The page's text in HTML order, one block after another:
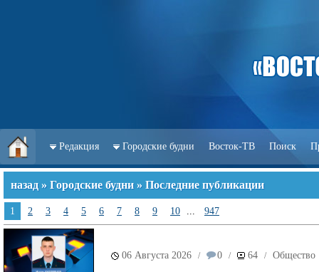
Редакция Городские будни Восток-ТВ Поиск
назад » Городские будни » Последние публикации
1 2 3 4 5 6 7 8 9 10 ... 947
06 Августа 2026 / 0 / 64 / Общество